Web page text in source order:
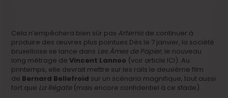
Cela n’empêchera bien sûr pas Artemis de continuer à
produire des œuvres plus pointues.Dès le 7 janvier, la société
bruxelloise se lance dans Les Âmes de Papier, le nouveau
long métrage deVincent Lannoo (voir article ICI). Au
printemps, elle devrait mettre sur les rails le deuxième film
de Bernard Bellefroid sur un scénario magnifique, tout aussi
fort que La Régate (mais encore confidentiel à ce stade).